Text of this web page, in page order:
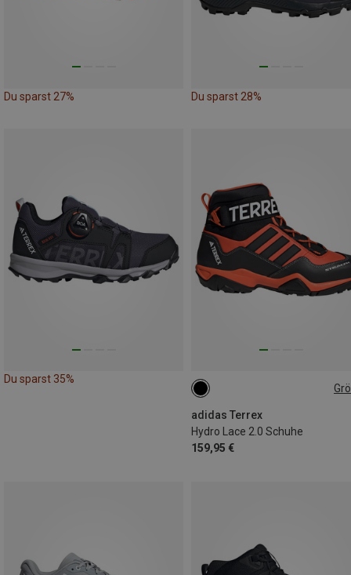
Du sparst 27% Du sparst 28%
Du sparst 35%
adidas Terrex
Hydro Lace 2.0 Schuhe
159,95 €